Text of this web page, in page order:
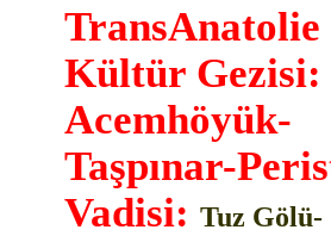
TransAnatolie
Kültür Gezisi:
Acemhöyük-
Taşpınar-
Vadisi: Tuz Gölü-